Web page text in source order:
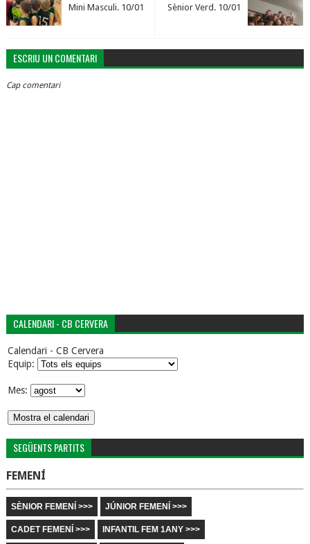
Sènior Verd. 10/01
Mini Masculi. 10/01
ESCRIU UN COMENTARI
Cap comentari
CALENDARI - CB CERVERA
Calendari - CB Cervera
Equip:
Mes:
SEGÜENTS PARTITS
FEMENÍ
SÈNIOR FEMENÍ >>> JÚNIOR FEMENÍ >>>
CADET FEMENÍ >>> INFANTIL FEM 1ANY >>>